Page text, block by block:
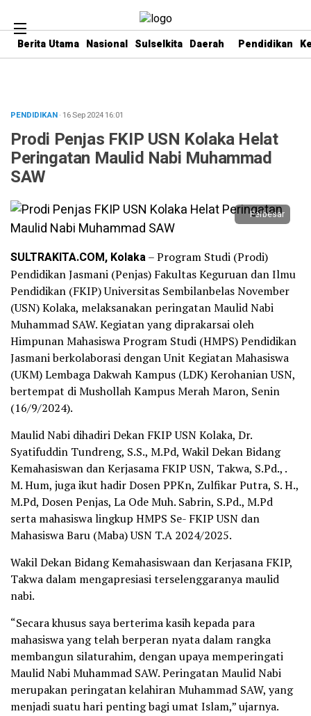
Berita Utama Nasional Sulselkita Daerah Pendidikan
PENDIDIKAN· 16 Sep 202416:01
Prodi Penjas FKIP USN Kolaka Helat
Peringatan Maulid Nabi Muhammad
SAW
Perbesar
SULTRAKITA.COM, Kolaka– Program Studi (Prodi)
Pendidikan Jasmani (Penjas) Fakultas Keguruan dan Ilmu
Pendidikan (FKIP) Universitas Sembilanbelas November
(USN) Kolaka, melaksanakan peringatan Maulid Nabi
Muhammad SAW. Kegiatan yang diprakarsai oleh
Himpunan Mahasiswa Program Studi (HMPS) Pendidikan
Jasmani berkolaborasi dengan Unit Kegiatan Mahasiswa
(UKM) Lembaga Dakwah Kampus (LDK) Kerohanian USN,
bertempat di Mushollah Kampus Merah Maron, Senin
(16/9/2024).
Maulid Nabi dihadiri Dekan FKIP USN Kolaka, Dr.
Syatifuddin Tundreng, S.S., M.Pd, Wakil Dekan Bidang
Kemahasiswan dan Kerjasama FKIP USN, Takwa, S.Pd., .
M. Hum, juga ikut hadir Dosen PPKn, Zulfikar Putra, S. H.,
M.Pd, Dosen Penjas, La Ode Muh. Sabrin, S.Pd., M.Pd
serta mahasiswa lingkup HMPS Se- FKIP USN dan
Mahasiswa Baru (Maba) USN T.A 2024/2025.
Wakil Dekan Bidang Kemahasiswaan dan Kerjasana FKIP,
Takwa dalam mengapresiasi terselenggaranya maulid
nabi.
“Secara khusus saya berterima kasih kepada para
mahasiswa yang telah berperan nyata dalam rangka
membangun silaturahim, dengan upaya memperingati
Maulid Nabi Muhammad SAW. Peringatan Maulid Nabi
merupakan peringatan kelahiran Muhammad SAW, yang
menjadi suatu hari penting bagi umat Islam,” ujarnya.